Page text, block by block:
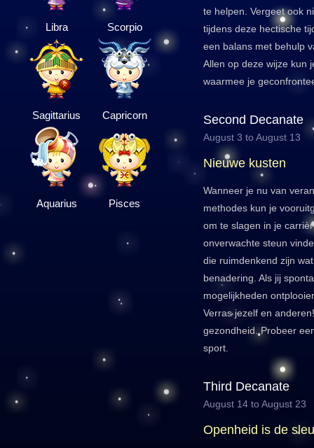
Libra Scorpio
Sagittarius Capricorn
Aquarius Pisces
te helpen. Vergeet ook
tijdens deze hectische
een balans met behulp
Allen op deze wijze kun
waarmee je
Second Decanate
August 3 to August 13
Nieuwe kusten
Wanneer je nu van
methodes kun je
om te slagen in je
onverwachte steun
die ruimdenkend zijn
benadering. Als jij
mogelijkheden
Verras jezelf en
gezondheid. Probeer
sport.
Third Decanate
August 14 to August 23
Openheid is de